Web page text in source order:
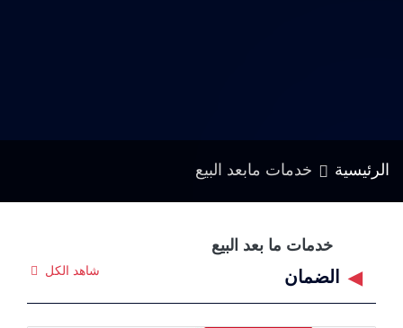
الرئيسية خدمات مابعد البيع
خدمات ما بعد البيع
◀ الضمان شاهد الكل